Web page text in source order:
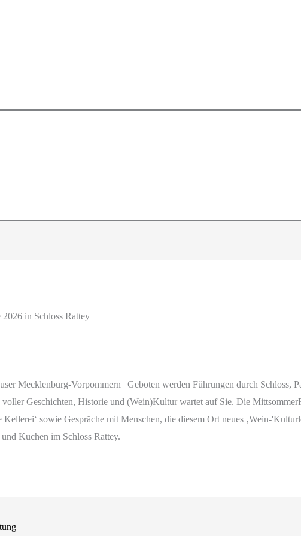
in Schloss Rattey
Mecklenburg-Vorpommern | Geboten werden Führungen durch Schloss,
Geschichten, Historie und (Wein)Kultur wartet auf Sie. Die
Kellerei‘ sowie Gespräche mit Menschen, die diesem Ort neues ‚Wein-
Kuchen im Schloss Rattey.